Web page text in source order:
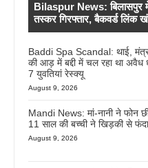
Bilaspur News:
तस्कर गिरफ्तार, बैकवर्ड लिंक
Baddi Spa Scandal: थाई,
की आड़ में बद्दी में चल रहा था अवैध
7 युवतियां रेस्क्यू
August 9, 2026
Mandi News: मां-नानी ने फोन
11 साल की बच्ची ने खिड़की से
August 9, 2026